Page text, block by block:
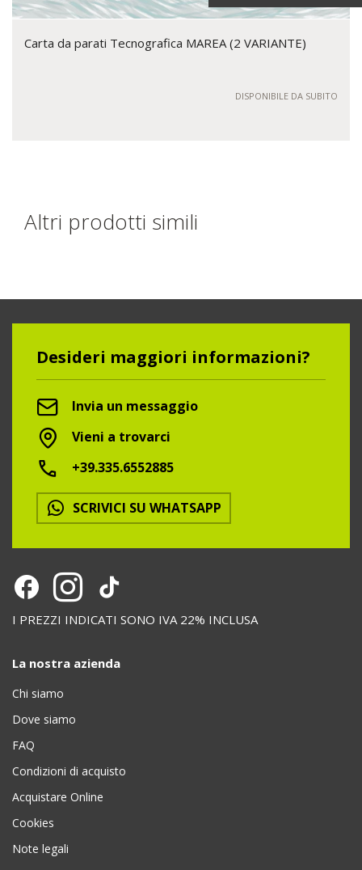
Carta da parati Tecnografica MAREA (2 VARIANTE)
DISPONIBILE DA SUBITO
Altri prodotti simili
Desideri maggiori informazioni?
Invia un messaggio
Vieni a trovarci
+39.335.6552885
SCRIVICI SU WHATSAPP
I PREZZI INDICATI SONO IVA 22% INCLUSA
La nostra azienda
Chi siamo
Dove siamo
FAQ
Condizioni di acquisto
Acquistare Online
Cookies
Note legali